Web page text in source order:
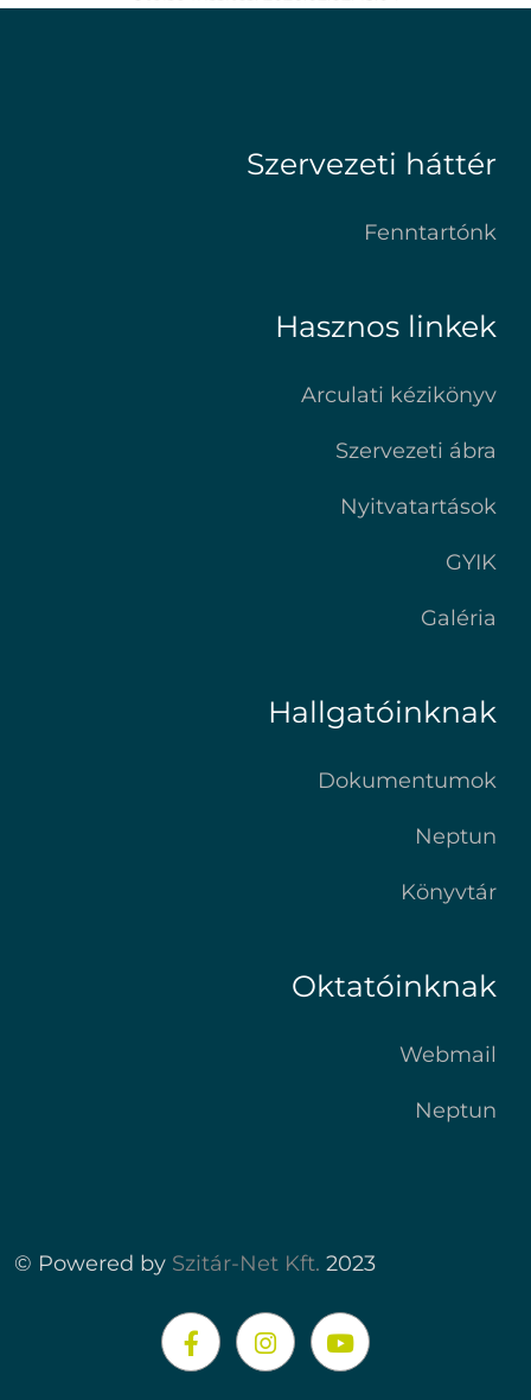
Szervezeti háttér
Fenntartónk
Hasznos linkek
Arculati kézikönyv
Szervezeti ábra
Nyitvatartások
GYIK
Galéria
Hallgatóinknak
Dokumentumok
Neptun
Könyvtár
Oktatóinknak
Webmail
Neptun
© Powered by Szitár-Net Kft. 2023